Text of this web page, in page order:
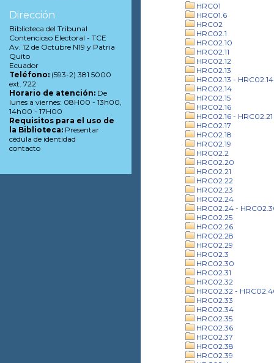
HRC01
HRC01.6
HRC02
HRC02.1
HRC02.10
HRC02.11
HRC02.12
HRC02.13
HRC02.13 - HRC02.14
HRC02.14
HRC02.15
HRC02.16
HRC02.16 - HRC02.21
HRC02.17
HRC02.18
HRC02.19
HRC02.2
HRC02.20
HRC02.21
HRC02.22
HRC02.23
HRC02.24
HRC02.24 -
HRC02.25
HRC02.26
HRC02.28
HRC02.29
HRC02.3
HRC02.30
HRC02.31
HRC02.32
HRC02.32 -
HRC02.33
HRC02.34
HRC02.35
HRC02.36
HRC02.37
HRC02.38
HRC02.39
Dirección
Biblioteca del Tribunal
Contencioso Electoral - TCE
Av. 12 de Octubre N19 y Patria
Quito
Ecuador
Teléfono: (593-2) 381 5000
ext. 722
Horario de atención: De
lunes a viernes: 08H00 - 13h00,
14h00 - 17H00
Requisitos para el uso de
la Biblioteca: Presentar
cédula de identidad
contacto